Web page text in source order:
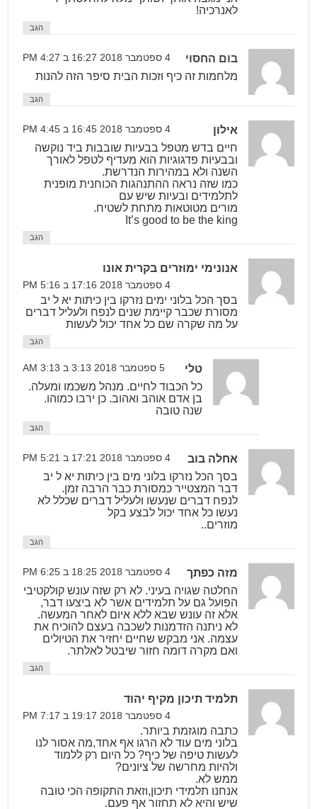
לאנרכיה!
הגב
בום החסוי 4 ספטמבר 2018 16:27 ב 4:27 PM
מלחמות זה כיף וזכות הבית סיפר הזה להנות
הגב
אילון 4 ספטמבר 2018 16:45 ב 4:45 PM
חיים בדש מטפל בבעיות שובבות ביד נוקשה
ובבעיות פדגוגיות הוא מעדיף לטפל לאורך
השנה ולא במהירות הנדרשת.
כמו שזה נראה ההתנהגות הכוחנית מופנית
לתלמידים ובעיות שיש עם
מורים מטוטאות מתחת לשטיח.
It’s good to be the king
הגב
אנונימי ימוזרים בקרית אונו
4 ספטמבר 2018 17:16 ב 5:16 PM
בסך הכל בלוני ימים נזרקו בין כיתות יא ל יב
מסורת שכבר קיימת שנים לנפח ולעליל דברים
על מה שקרה שם כל אחד יכול לעשות
הגב
טלי 5 ספטמבר 2018 3:13 ב 3:13 AM
כל הכבוד לחיים. מנהל משכמו ומעלה.
בן אדם אוהב ואהוב. כן ירבו כמוהו.
שנה טובה
הגב
אחלה בוב 4 ספטמבר 2018 17:21 ב 5:21 PM
בסך הכל נזרקו בלוני מים בין כיתות יא ל יב
דבר המצטייר כמסורת כבר הרבה זמן.
לנפח דברים שנעשו ולעליל דברים שכלל לא
נעשו כל אחד יכול לבצע בקל
מוזרים..
הגב
מזה כפתך 4 ספטמבר 2018 18:25 ב 6:25 PM
החלטה שגויה בעיני. לא רק שזה עונש קולקטיבי
הפועל גם על תלמידים אשר לא ביצעו דבר,
אלא זה עונש שבא ללא איום לאחר המעשה.
לא ניתנה הזדמנות לשכבה בעצם להוכיח את
עצמה. אני מבקש שחיים יחזיר את הטיולים
ואם מקרה דומה חזור שיבטל לאלתר.
הגב
תלמיד תיכון מקיף יהוד
4 ספטמבר 2018 19:17 ב 7:17 PM
כתבה מוגזמת ביותר.
בלוני מים עוד לא הרגו אף אחד,מה אסור לנו
לעשות טיפה של כיף? כל היום רק ללמוד
ולהיות מחרשה של ציונים?
ממש לא.
אנחנו תלמידי תיכון,וזאת התקופה הכי טובה
שיש והיא לא תחזור אף פעם.